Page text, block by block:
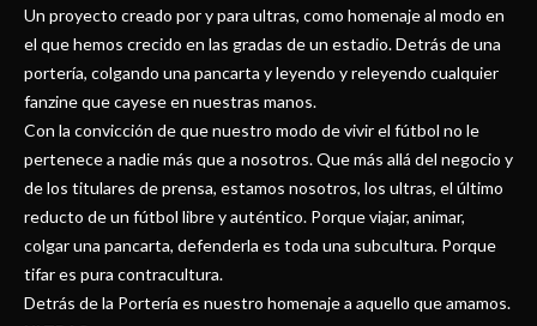
Un proyecto creado por y para ultras, como homenaje al modo en
el que hemos crecido en las gradas de un estadio. Detrás de una
portería, colgando una pancarta y leyendo y releyendo cualquier
fanzine que cayese en nuestras manos.
Con la convicción de que nuestro modo de vivir el fútbol no le
pertenece a nadie más que a nosotros. Que más allá del negocio y
de los titulares de prensa, estamos nosotros, los ultras, el último
reducto de un fútbol libre y auténtico. Porque viajar, animar,
colgar una pancarta, defenderla es toda una subcultura. Porque
tifar es pura contracultura.
Detrás de la Portería es nuestro homenaje a aquello que amamos.